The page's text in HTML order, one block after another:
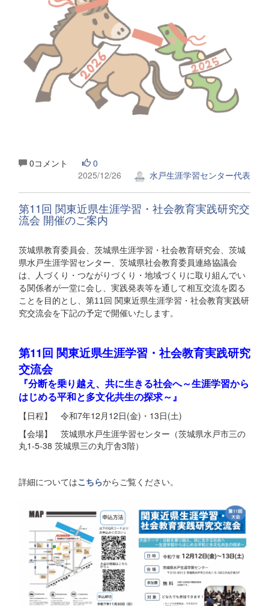
0コメント
0
2025/12/26
水戸生涯学習センター代表
第11回 関東近県生涯学習・社会教育実践研究交
流会 開催のご案内
茨城県教育委員会、茨城県生涯学習・社会教育研究会、茨城
県水戸生涯学習センター、茨城県社会教育委員連絡協議会
は、人づくり・つながりづくり・地域づくりに取り組んでい
る関係者が一堂に会し、実践発表等を通して相互交流を図る
ことを目的とし、第11回 関東近県生涯学習・社会教育実践研
究交流会を下記の予定で開催いたします。
第11回 関東近県生涯学習・社会教育実践研究
交流会
『分断を乗り越え、共に生きる社会へ～生涯学習から
はじめる平和と多文化共生の探求～』
【日程】 令和7年12月12日(金)・13日(土)
【会場】 茨城県水戸生涯学習センター（茨城県水戸市三の
丸1-5-38 茨城県三の丸庁舎3階）
詳細についてはこちらからご覧ください。